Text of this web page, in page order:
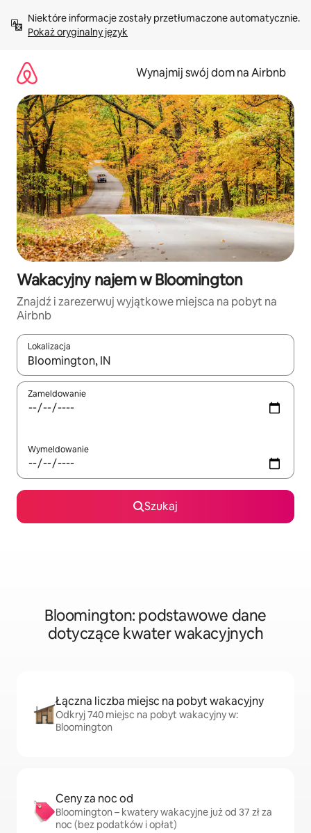
treści Pokaż oryginalny język
Wynajmij swój dom na Airbnb
Wakacyjny najem w Bloomington
Znajdź i zarezerwuj wyjątkowe miejsca na pobyt na
Airbnb
Lokalizacja
Gdy wyniki będą dostępne, możesz poruszać się po nich za
Zameldowanie
Wymeldowanie
Szukaj
Bloomington: podstawowe dane
dotyczące kwater wakacyjnych
Łączna liczba miejsc na pobyt wakacyjny
Odkryj 740 miejsc na pobyt wakacyjny w:
Bloomington
Ceny za noc od
Bloomington – kwatery wakacyjne już od 37 zł za
noc (bez podatków i opłat)